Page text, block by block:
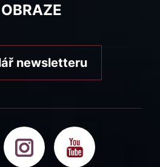
newsletteru